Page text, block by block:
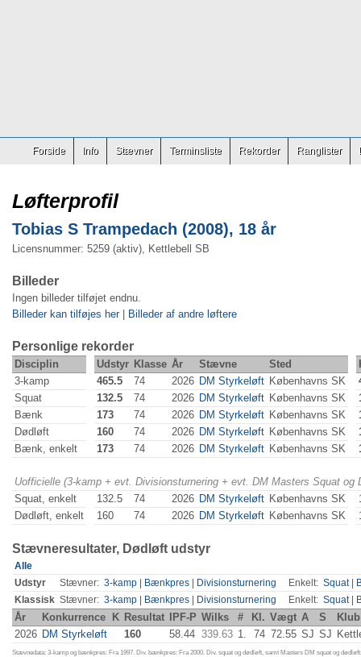
Forside Info Stævner Terminsliste Rekorder Ranglister
Løfterprofil
Tobias S Trampedach (2008), 18 år
Licensnummer: 5259 (aktiv), Kettlebell SB
Billeder
Ingen billeder tilføjet endnu.
Billeder kan tilføjes her| Billeder af andre løftere
Personlige rekorder
Disciplin Udstyr Klasse År Stævne Sted
3-kamp
465.5 74 2026 DM Styrkeløft Københavns SK
Squat
132.5 74 2026 DM Styrkeløft Københavns SK
Bænk
173 74 2026 DM Styrkeløft Københavns SK
Dødløft
160 74 2026 DM Styrkeløft Københavns SK
Bænk, enkelt
173 74 2026 DM Styrkeløft Københavns SK
Uofficielle (3-kamp + evt. Divisionsturnering + evt. DM Masters Squat
Squat, enkelt
132.5 74 2026 DM Styrkeløft Københavns SK
Dødløft, enkelt
160 74 2026 DM Styrkeløft Københavns SK
Stævneresultater, Dødløft udstyr
Alle
Udstyr
Stævner: 3-kamp Bænkpres Divisionsturnering Enkelt: Squat|
Klassisk Stævner: 3-kamp Bænkpres Divisionsturnering Enkelt: Squat|
År Konkurrence K Resultat IPF-P Wilks # Kl. Vægt A S
Klub
2026 DM Styrkeløft 160 58.44 339.63 1. 74 72.55 SJ SJ
Stævnedata: 3-kamp og bænkpres: Fra 1997. Div. bænkpres: Fra 2000. Div. squat og dødløft, samt Masters DM squat og